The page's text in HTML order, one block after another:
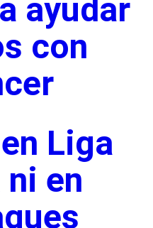
ayudar
con
Liga
ni en